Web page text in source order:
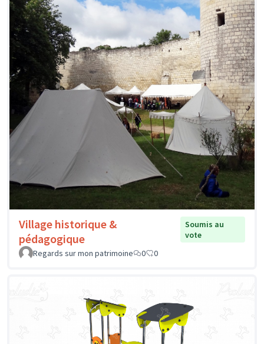
Village historique &
pédagogique
Soumis au
vote
Regards sur mon patrimoine
0 0